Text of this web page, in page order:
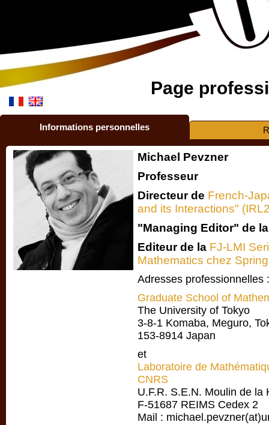
Page
Informations personnelles
Michael Pevzner
Professeur
Directeur de French-
and its Interactions"
"Managing Editor" de
Editeur de la FJ-LMI
Mathematics chez
Adresses professionnelles :
Graduate School of
The University of Tokyo
3-8-1 Komaba, Meguro,
153-8914 Japan
et
Laboratoire de
CNRS
U.F.R. S.E.N. Moulin de la
F-51687 REIMS Cedex 2
Mail : michael.